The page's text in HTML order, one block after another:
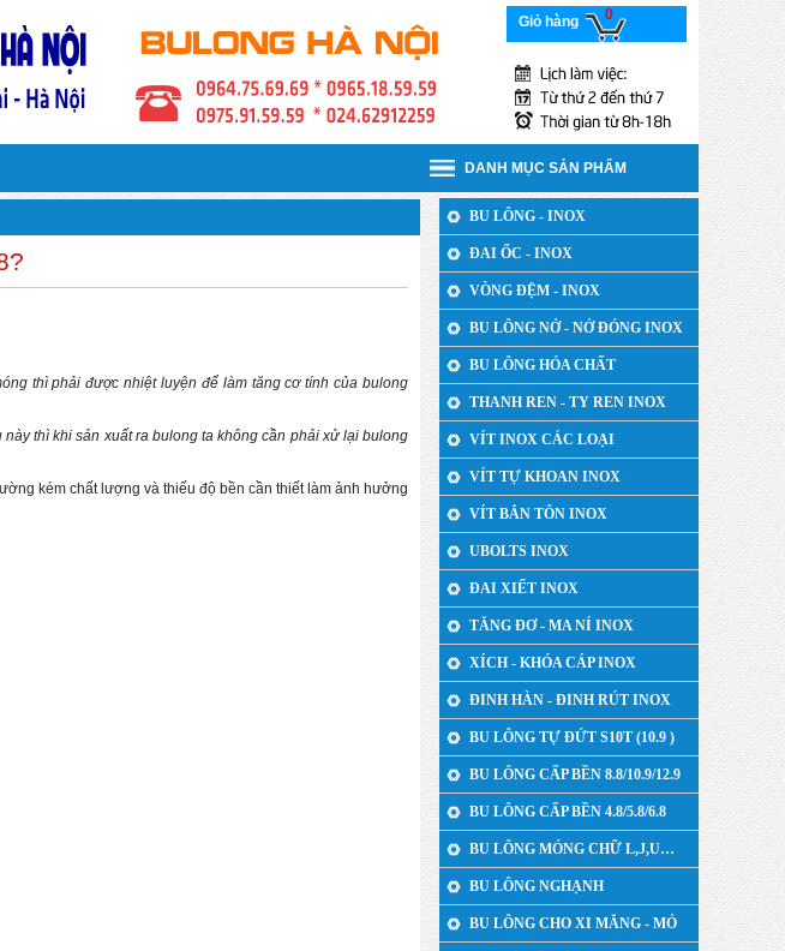
Giỏ hàng 0
DANH MỤC SẢN PHẨM
thì phải được nhiệt luyện để làm tăng cơ tính của bulong
thì khi sản xuất ra bulong ta không cần phải xử lại bulong
kém chất lượng và thiếu độ bền cần thiết làm ảnh hưởng
BU LÔNG - INOX
ĐAI ỐC - INOX
VÒNG ĐỆM - INOX
BU LÔNG NỞ - NỞ ĐÓNG INOX
BU LÔNG HÓA CHẤT
THANH REN - TY REN INOX
VÍT INOX CÁC LOẠI
VÍT TỰ KHOAN INOX
VÍT BẮN TÔN INOX
UBOLTS INOX
ĐAI XIẾT INOX
TĂNG ĐƠ - MA NÍ INOX
XÍCH - KHÓA CÁP INOX
ĐINH HÀN - ĐINH RÚT INOX
BU LÔNG TỰ ĐỨT S10T (10.9 )
BU LÔNG CẤP BỀN 8.8/10.9/12.9
BU LÔNG CẤP BỀN 4.8/5.8/6.8
BU LÔNG MÓNG CHỮ L,J,U…
BU LÔNG NGHẠNH
BU LÔNG CHO XI MĂNG - MỎ